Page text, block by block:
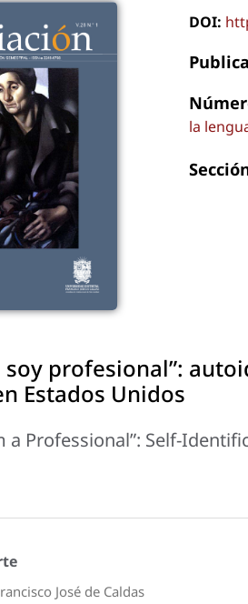
DOI:
la
soy profesional”:
Estados Unidos
a Professional”: Self-
José de Caldas